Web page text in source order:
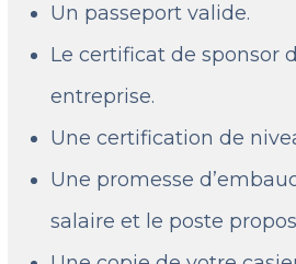
Un passeport valide.
Le certificat de sponsor
entreprise.
Une certification de
Une promesse
salaire et le poste